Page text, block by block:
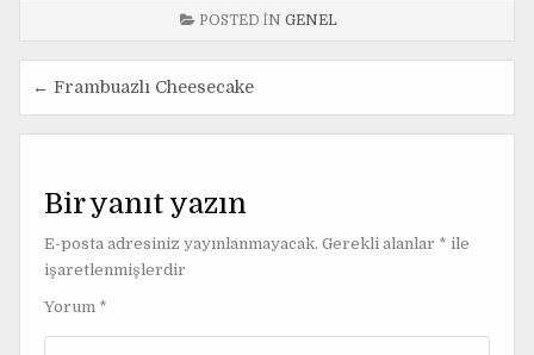
POSTED IN GENEL
Y
a
g
e
z
← Frambuazlı Cheesecake
Bir yanıt yazın
E-posta adresiniz yayınlanmayacak. Gerekli alanlar * ile
işaretlenmişlerdir
Yorum *